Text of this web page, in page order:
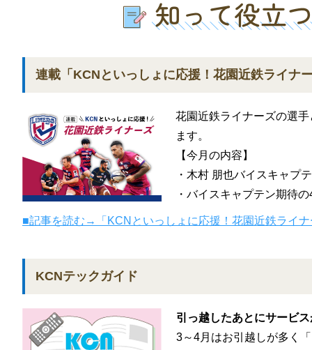
連載「KCNといっしょに応援！花園近鉄ライナ
花園近鉄ライナーズの選
ます。
【今月の内容】
・木村 朋也バイスキャプ
・バイスキャプテン期待
■記事を読む→「KCNといっしょに応援！花園近鉄ライナ
KCNテックガイド
引っ越したあとにサービ
3～4月はお引越しが多く